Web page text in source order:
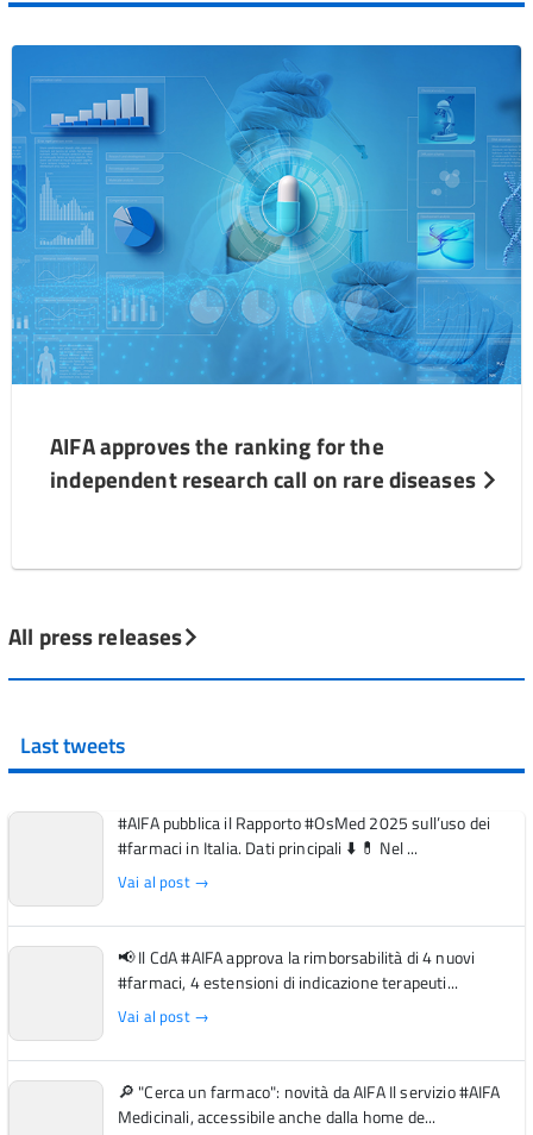
AIFA approves the ranking for the
independent research call on rare diseases
All press releases
Last tweets
#AIFA pubblica il Rapporto #OsMed 2025 sull’uso dei
#farmaci in Italia. Dati principali ⬇️ 💊 Nel ...
Vai al post →
📢 Il CdA #AIFA approva la rimborsabilità di 4 nuovi
#farmaci, 4 estensioni di indicazione terapeuti...
Vai al post →
🔎 "Cerca un farmaco": novità da AIFA Il servizio #AIFA
Medicinali, accessibile anche dalla home de...